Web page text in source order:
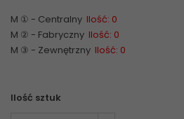
M ① - Centralny Ilość: 0
M ② - Fabryczny Ilość: 0
M ③ - Zewnętrzny Ilość: 0
Ilość sztuk